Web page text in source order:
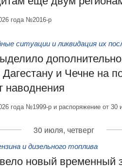
года №2016-р
ситуации и ликвидация их
и Чечне на
наводнения
года №1999-р и распоряжение от
30 июля, четверг
и дизельного топлива
новый временный